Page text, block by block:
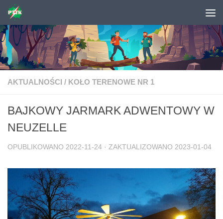
Skip to content
AKTUALNOŚCI / KOŁO TERENOWE NR 1
BAJKOWY JARMARK ADWENTOWY W
NEUZELLE
OPUBLIKOWANO 2022-11-24 · ZAKTUALIZOWANO 2023-01-04